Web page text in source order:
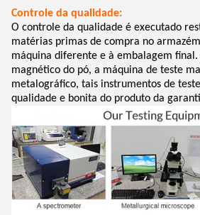
Controle da qualidade:
O controle da qualidade é executado
matérias primas de compra no
máquina diferente e à embalagem
magnético do pó, a máquina de teste
metalográfico, tais instrumentos de
qualidade e bonita do produto da